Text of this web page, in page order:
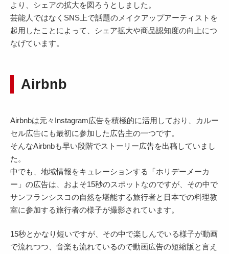
より、シェアの拡大を図ろうとしました。
芸能人ではなくSNS上で話題のメイクアップアーティストを
起用したことによって、シェア拡大や商品認知度の向上につ
なげています。
Airbnb
Airbnbは元々Instagram広告を積極的に活用しており、カルー
セル広告にも最初に参加した広告主の一つです。
そんなAirbnbも早い段階でストーリー広告を出稿していまし
た。
中でも、地域情報をキュレーションする「ホリデーメーカ
ー」の広告は、およそ15秒のスポットなのですが、その中で
サンフランシスコの自然を堪能する旅行者と日本での料理教
室に参加する旅行者の様子が撮影されています。
15秒とかなり短いですが、その中で楽しんでいる様子が動画
で流れつつ、音楽も流れているので動画広告の短縮版と言え